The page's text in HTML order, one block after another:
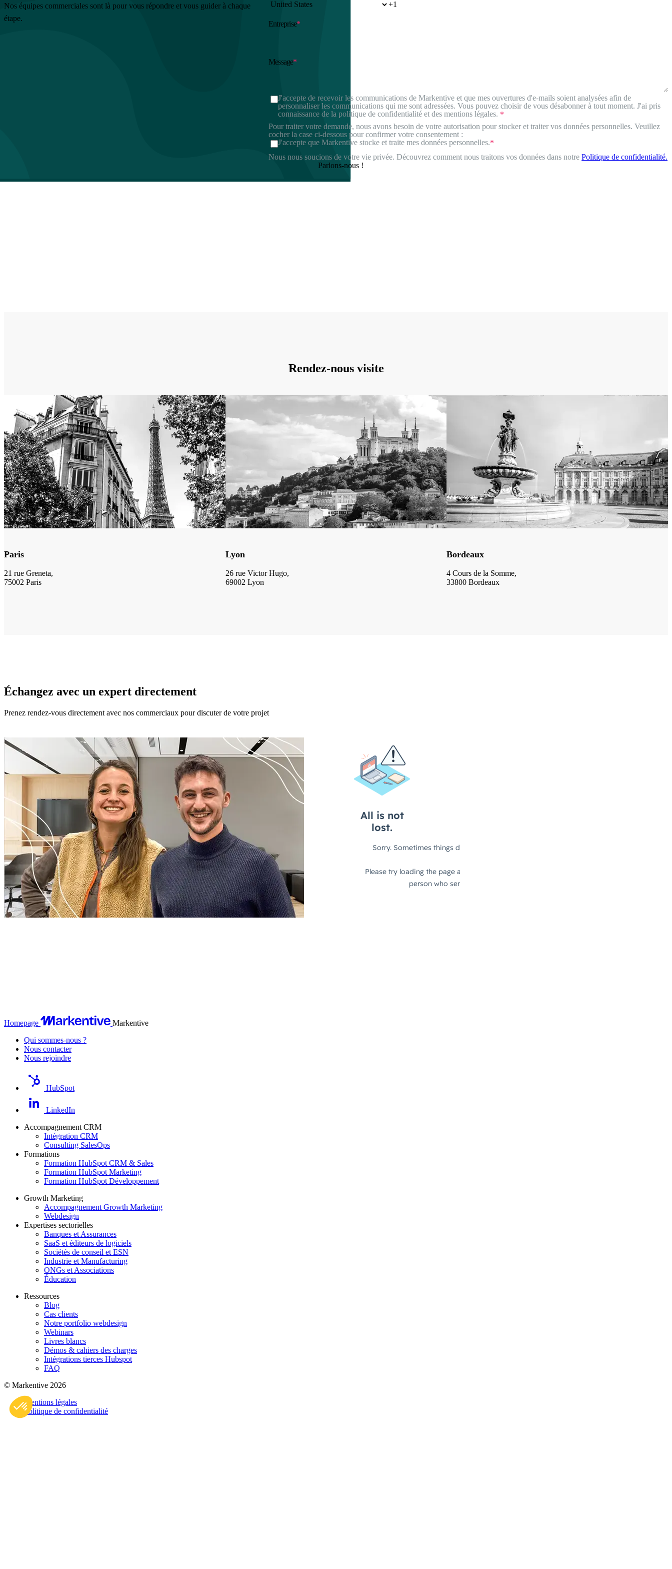
Axeptio consent
Plateforme de Gestion du Consentement : Personnalisez vos Options
Notre plateforme vous permet d'adapter et de gérer vos paramètres de confidentialité, en garantissant la conformité avec les réglementations. Personnalisez vos préférences pour
Nos équipes commerciales sont là pour vous répondre et vous guider à chaque
étape.
Entreprise*
Message*
J'accepte de recevoir les communications de Markentive et que mes ouvertures d'e-mails soient analysées afin de
personnaliser les communications qui me sont adressées. Vous pouvez choisir de vous désabonner à tout moment. J'ai pris
connaissance de la politique de confidentialité et des mentions légales. *
Pour traiter votre demande, nous avons besoin de votre autorisation pour stocker et traiter vos données personnelles. Veuillez
cocher la case ci-dessous pour confirmer votre consentement :
J'accepte que Markentive stocke et traite mes données personnelles.*
Nous nous soucions de votre vie privée. Découvrez comment nous traitons vos données dans notrePolitique de confidentialité.
Rendez-nous visite
Paris
21 rue Greneta,
75002 Paris
Lyon
26 rue Victor Hugo,
69002 Lyon
Bordeaux
4 Cours de la Somme,
33800 Bordeaux
Échangez avec un expert directement
Prenez rendez-vous directement avec nos commerciaux pour discuter de votre projet
Homepage
Markentive
Qui sommes-nous ?
Nous contacter
Nous rejoindre
HubSpot
LinkedIn
Accompagnement CRM
Intégration CRM
Consulting SalesOps
Formations
Formation HubSpot CRM & Sales
Formation HubSpot Marketing
Formation HubSpot Développement
Growth Marketing
Accompagnement Growth Marketing
Webdesign
Expertises sectorielles
Banques et Assurances
SaaS et éditeurs de logiciels
Sociétés de conseil et ESN
Industrie et Manufacturing
ONGs et Associations
Éducation
Ressources
Blog
Cas clients
Notre portfolio webdesign
Webinars
Livres blancs
Démos & cahiers des charges
Intégrations tierces Hubspot
FAQ
© Markentive 2026
Mentions légales
Politique de confidentialité